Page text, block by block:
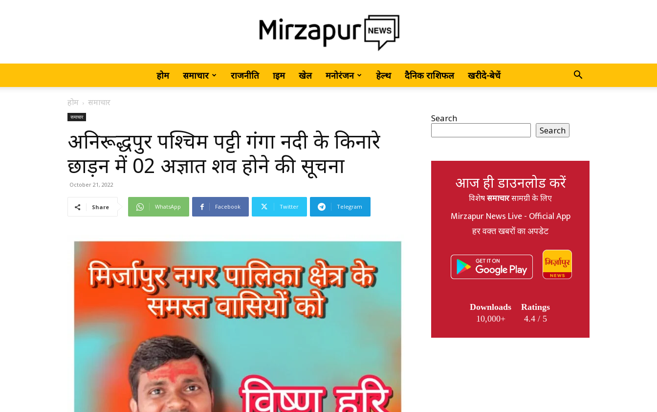
MirzapurNews.com
Hindi
News,
News
होम समाचार राजनीति क्राइम खेल मनोरंजन हेल्थ दैनिक राशिफल खरीदे-बेचें
होम समाचार
समाचार
अनिरूद्धपुर पश्चिम पट्टी गंगा नदी के किनारे
छाड़न में 02 अज्ञात शव होने की सूचना
October 21, 2022
Share WhatsApp Facebook Twitter Telegram
Search
Search
आज ही डाउनलोड करें
विशेषसमाचारसामग्री के लिए
Mirzapur News Live - Official App
हर वक्त खबरों का अपडेट
Downloads
10,000+
Ratings
4.4 / 5